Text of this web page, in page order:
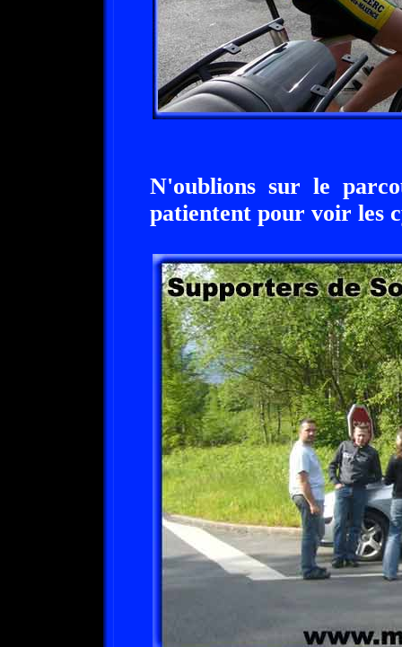
N'oublions sur le
patientent pour voir les